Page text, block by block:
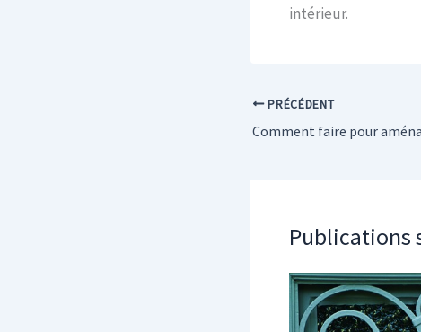
intérieur.
PRÉCÉDENT
Publications